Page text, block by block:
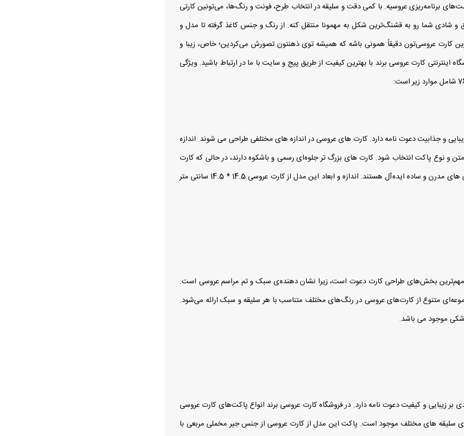
برنامه‌ریزی عروسیه. با کمی دقت و سلیقه در انتخاب طرح، فونت و رنگ‌ها، می‌تونین کارتی
شادی شما رو به قشنگ‌ترین شکل به مهمونا منتقل کنه. از رنگ و جنس کاغذ گرفته تا مدل و
کارت عروسی‌تون دقیقاً همونی باشه که همیشه توی ذهنتون تصورش می‌کردین؛ خاص، زیبا و
اینترنتی کارت عروسی برند با بهترین کیفیت از طریق پیج و سایت با ما در ارتباط باشید.ویژگی
زیبایی و جذابیت دعوت‌ نامه دارد. کارت‌ های عروسی در اندازه‌ های مختلفی طراحی می‌ شوند. اندازه
و نوع پاکت انتخاب شود. کارت‌ های بزرگ‌ تر جلوه‌ای رسمی و باشکوه دارند، در حالی که کارت‌
های کوچک و مینیمال برای عروسی‌ های مدرن و ساده ایده‌آل هستند. اندازه و ابعاد این مدل از کارت عروسی 14.5 * 14.5 سانتی متر
بخش‌های طراحی کارت دعوت است، زیرا نشان‌ دهنده‌ی سبک و تم مراسم عروسی است.
متنوع از کارت‌های عروسی در رنگ‌های مختلف متناسب با هر سلیقه و سبک ارائه می‌شود.
موجود می باشد.
بر زیبایی و کیفیت دعوت‌ نامه دارد. در فروشگاه کارت عروسی برند انواع پاکت‌های کارت عروسی
سلیقه‌ های مختلف موجود است. پاکت این مدل از کارت عروسی از جنس جیر مخملی مربعی با